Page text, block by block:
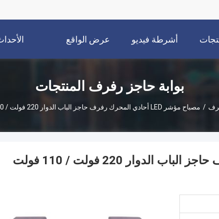
أشرطة فيديو عرض الواقع
الافتراضي
بوابة حاجز رفرف المنتجات
/ مصباح مؤشر LED أحادي المحرك رفرف حاجز الباب الدوار 220 فولت / 110 فولت مزود الطاقة
مصباح مؤشر LED أحادي المحرك رفرف حاجز الباب الدوار 220 فولت / 110 فولت